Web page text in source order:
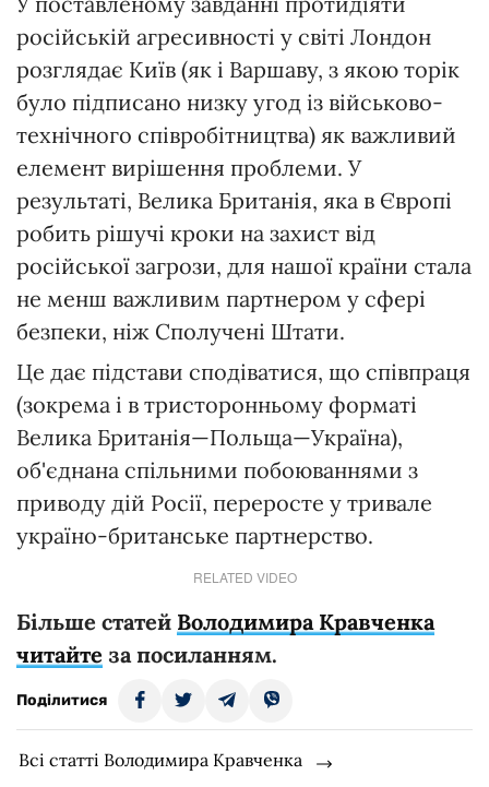
російській агресивності у світі Лондон
розглядає Київ (як і Варшаву, з якою торік
було підписано низку угод із військово-
технічного співробітництва) як важливий
елемент вирішення проблеми. У
результаті, Велика Британія, яка в Європі
робить рішучі кроки на захист від
російської загрози, для нашої країни стала
не менш важливим партнером у сфері
безпеки, ніж Сполучені Штати.
Це дає підстави сподіватися, що співпраця
(зокрема і в тристоронньому форматі
Велика Британія—Польща—Україна),
об'єднана спільними побоюваннями з
приводу дій Росії, переросте у тривале
україно-британське партнерство.
RELATED VIDEO
Більше статей Володимира Кравченка
читайте за посиланням.
Поділитися
Всі статті Володимира Кравченка